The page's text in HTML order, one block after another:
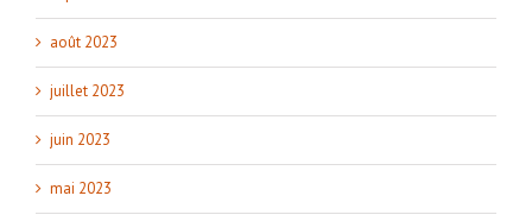
août 2023
juillet 2023
juin 2023
mai 2023